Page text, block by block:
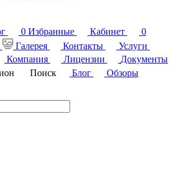
0 Избранные Кабинет
0
Галерея Контакты
Услуги
Компания Лицензии
Документы
Поиск Блог
Обзоры